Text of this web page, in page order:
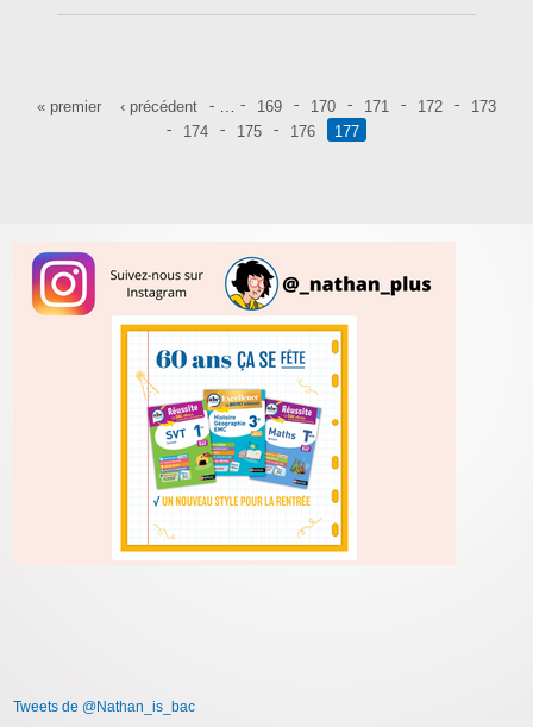
Pages
« premier ‹ précédent 169 170 171 172
173
174
175 176 177
Tweets de @Nathan_is_bac